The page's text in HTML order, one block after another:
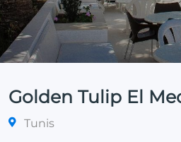
Golden Tulip El
Tunis